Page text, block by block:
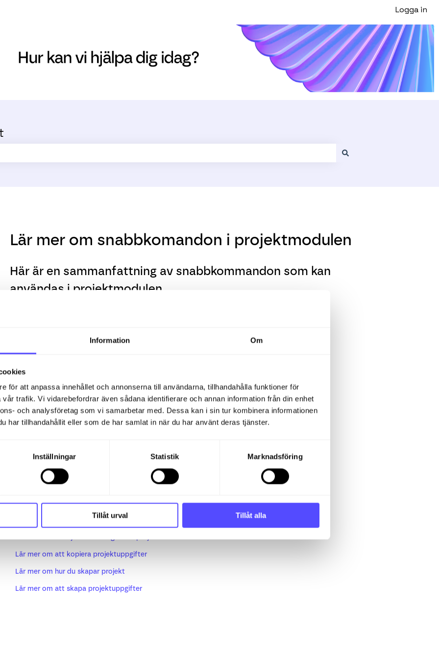
Information Om
för att anpassa innehållet och annonserna till användarna, tillhandahålla funktioner för
trafik. Vi vidarebefordrar även sådana identifierare och annan information från din enhet
och analysföretag som vi samarbetar med. Dessa kan i sin tur kombinera informationen
har tillhandahållit eller som de har samlat in när du har använt deras tjänster.
Inställningar Statistik Marknadsföring
Tillåt urval Tillåt alla
Logga in
Lär mer om snabbkomandon i projektmodulen
Här är en sammanfattning av snabbkommandon som kan
användas i projektmodulen.
Shift+S
Shift+Enter= Öppnar formuläret för uppgiften
Shift+D= Raderar den markerade uppgiften.
Relaterade artiklar
Lär mer om att kopiera projektuppgifter
Lär mer om hur du skapar projekt
Lär mer om att skapa projektuppgifter